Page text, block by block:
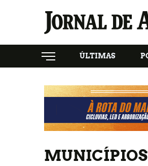
ÚLTIMAS
MUNICÍPIOS